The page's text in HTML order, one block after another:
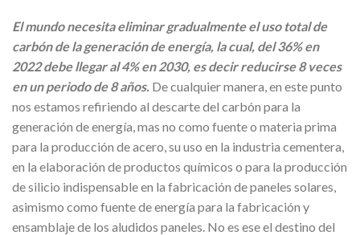
El mundo necesita eliminar gradualmente el uso total de
carbón de la generación de energía, la cual, del 36% en
2022 debe llegar al 4% en 2030, es decir reducirse 8 veces
en un periodo de 8 años. De cualquier manera, en este punto
nos estamos refiriendo al descarte del carbón para la
generación de energía, mas no como fuente o materia prima
para la producción de acero, su uso en la industria cementera,
en la elaboración de productos químicos o para la producción
de silicio indispensable en la fabricación de paneles solares,
asimismo como fuente de energía para la fabricación y
ensamblaje de los aludidos paneles. No es ese el destino del